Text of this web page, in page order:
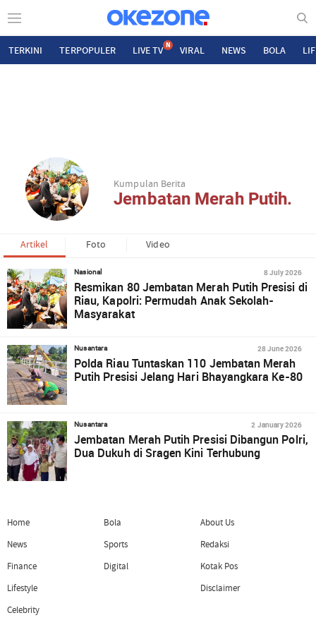
TERKINI TERPOPULER LIVE TV N VIRAL NEWS BOLA
Kumpulan Berita
Jembatan Merah Putih.
Artikel Foto Video
Nasional 8 July 2026
Resmikan 80 Jembatan Merah Putih Presisi di
Riau, Kapolri: Permudah Anak Sekolah-
Masyarakat
Nusantara 28 June 2026
Polda Riau Tuntaskan 110 Jembatan Merah
Putih Presisi Jelang Hari Bhayangkara Ke-80
Nusantara 2 January 2026
Jembatan Merah Putih Presisi Dibangun Polri,
Dua Dukuh di Sragen Kini Terhubung
Home
News
Finance
Lifestyle
Celebrity
Bola
Sports
Digital
About Us
Redaksi
Kotak Pos
Disclaimer